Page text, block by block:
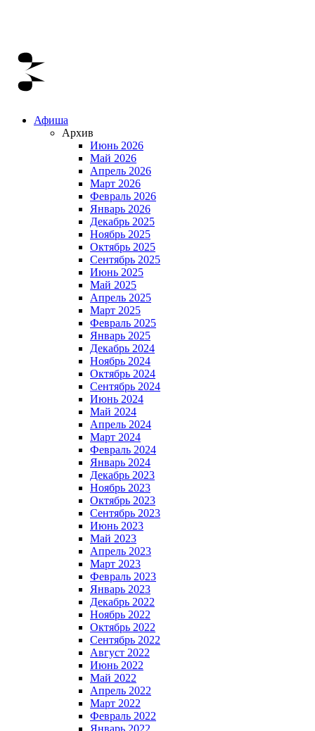
Афиша
Архив
Июнь 2026
Май 2026
Апрель 2026
Март 2026
Февраль 2026
Январь 2026
Декабрь 2025
Ноябрь 2025
Октябрь 2025
Сентябрь 2025
Июнь 2025
Май 2025
Апрель 2025
Март 2025
Февраль 2025
Январь 2025
Декабрь 2024
Ноябрь 2024
Октябрь 2024
Сентябрь 2024
Июнь 2024
Май 2024
Апрель 2024
Март 2024
Февраль 2024
Январь 2024
Декабрь 2023
Ноябрь 2023
Октябрь 2023
Сентябрь 2023
Июнь 2023
Май 2023
Апрель 2023
Март 2023
Февраль 2023
Январь 2023
Декабрь 2022
Ноябрь 2022
Октябрь 2022
Сентябрь 2022
Август 2022
Июнь 2022
Май 2022
Апрель 2022
Март 2022
Февраль 2022
Январь 2022